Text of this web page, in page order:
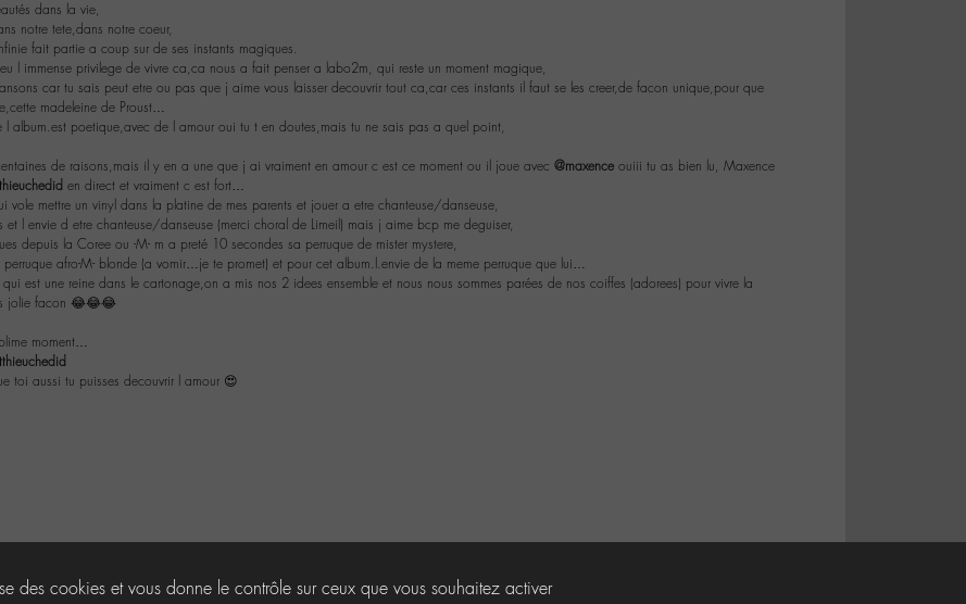
dans la vie,
notre tete,dans notre coeur,
fait partie a coup sur de ses instants magiques.
l immense privilege de vivre ca,ca nous a fait penser a labo2m, qui reste un moment magique,
car tu sais peut etre ou pas que j aime vous laisser decouvrir tout ca,car ces instants il faut se les creer,de facon unique,pour que
madeleine de Proust…
album.est poetique,avec de l amour oui tu t en doutes,mais tu ne sais pas a quel point,
de raisons,mais il y en a une que j ai vraiment en amour c est ce moment ou il joue avec @maxence ouiii tu as bien lu, Maxence
en direct et vraiment c est fort…
vole mettre un vinyl dans la platine de mes parents et jouer a etre chanteuse/danseuse,
l envie d etre chanteuse/danseuse (merci choral de Limeil) mais j aime bcp me deguiser,
depuis la Coree ou -M- m a preté 10 secondes sa perruque de mister mystere,
afro-M- blonde (a vomir…je te promet) et pour cet album.l.envie de la meme perruque que lui…
qui est une reine dans le cartonage,on a mis nos 2 idees ensemble et nous nous sommes parées de nos coiffes (adorees) pour vivre la
jolie facon 😂😂😂
moment…
toi aussi tu puisses decouvrir l amour 😍
des cookies et vous donne le contrôle sur ceux que vous souhaitez activer